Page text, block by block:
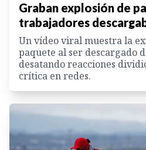
Graban explosión de
trabajadores
Un vídeo viral muestra la
paquete al ser descargado
desatando reacciones
crítica en redes.